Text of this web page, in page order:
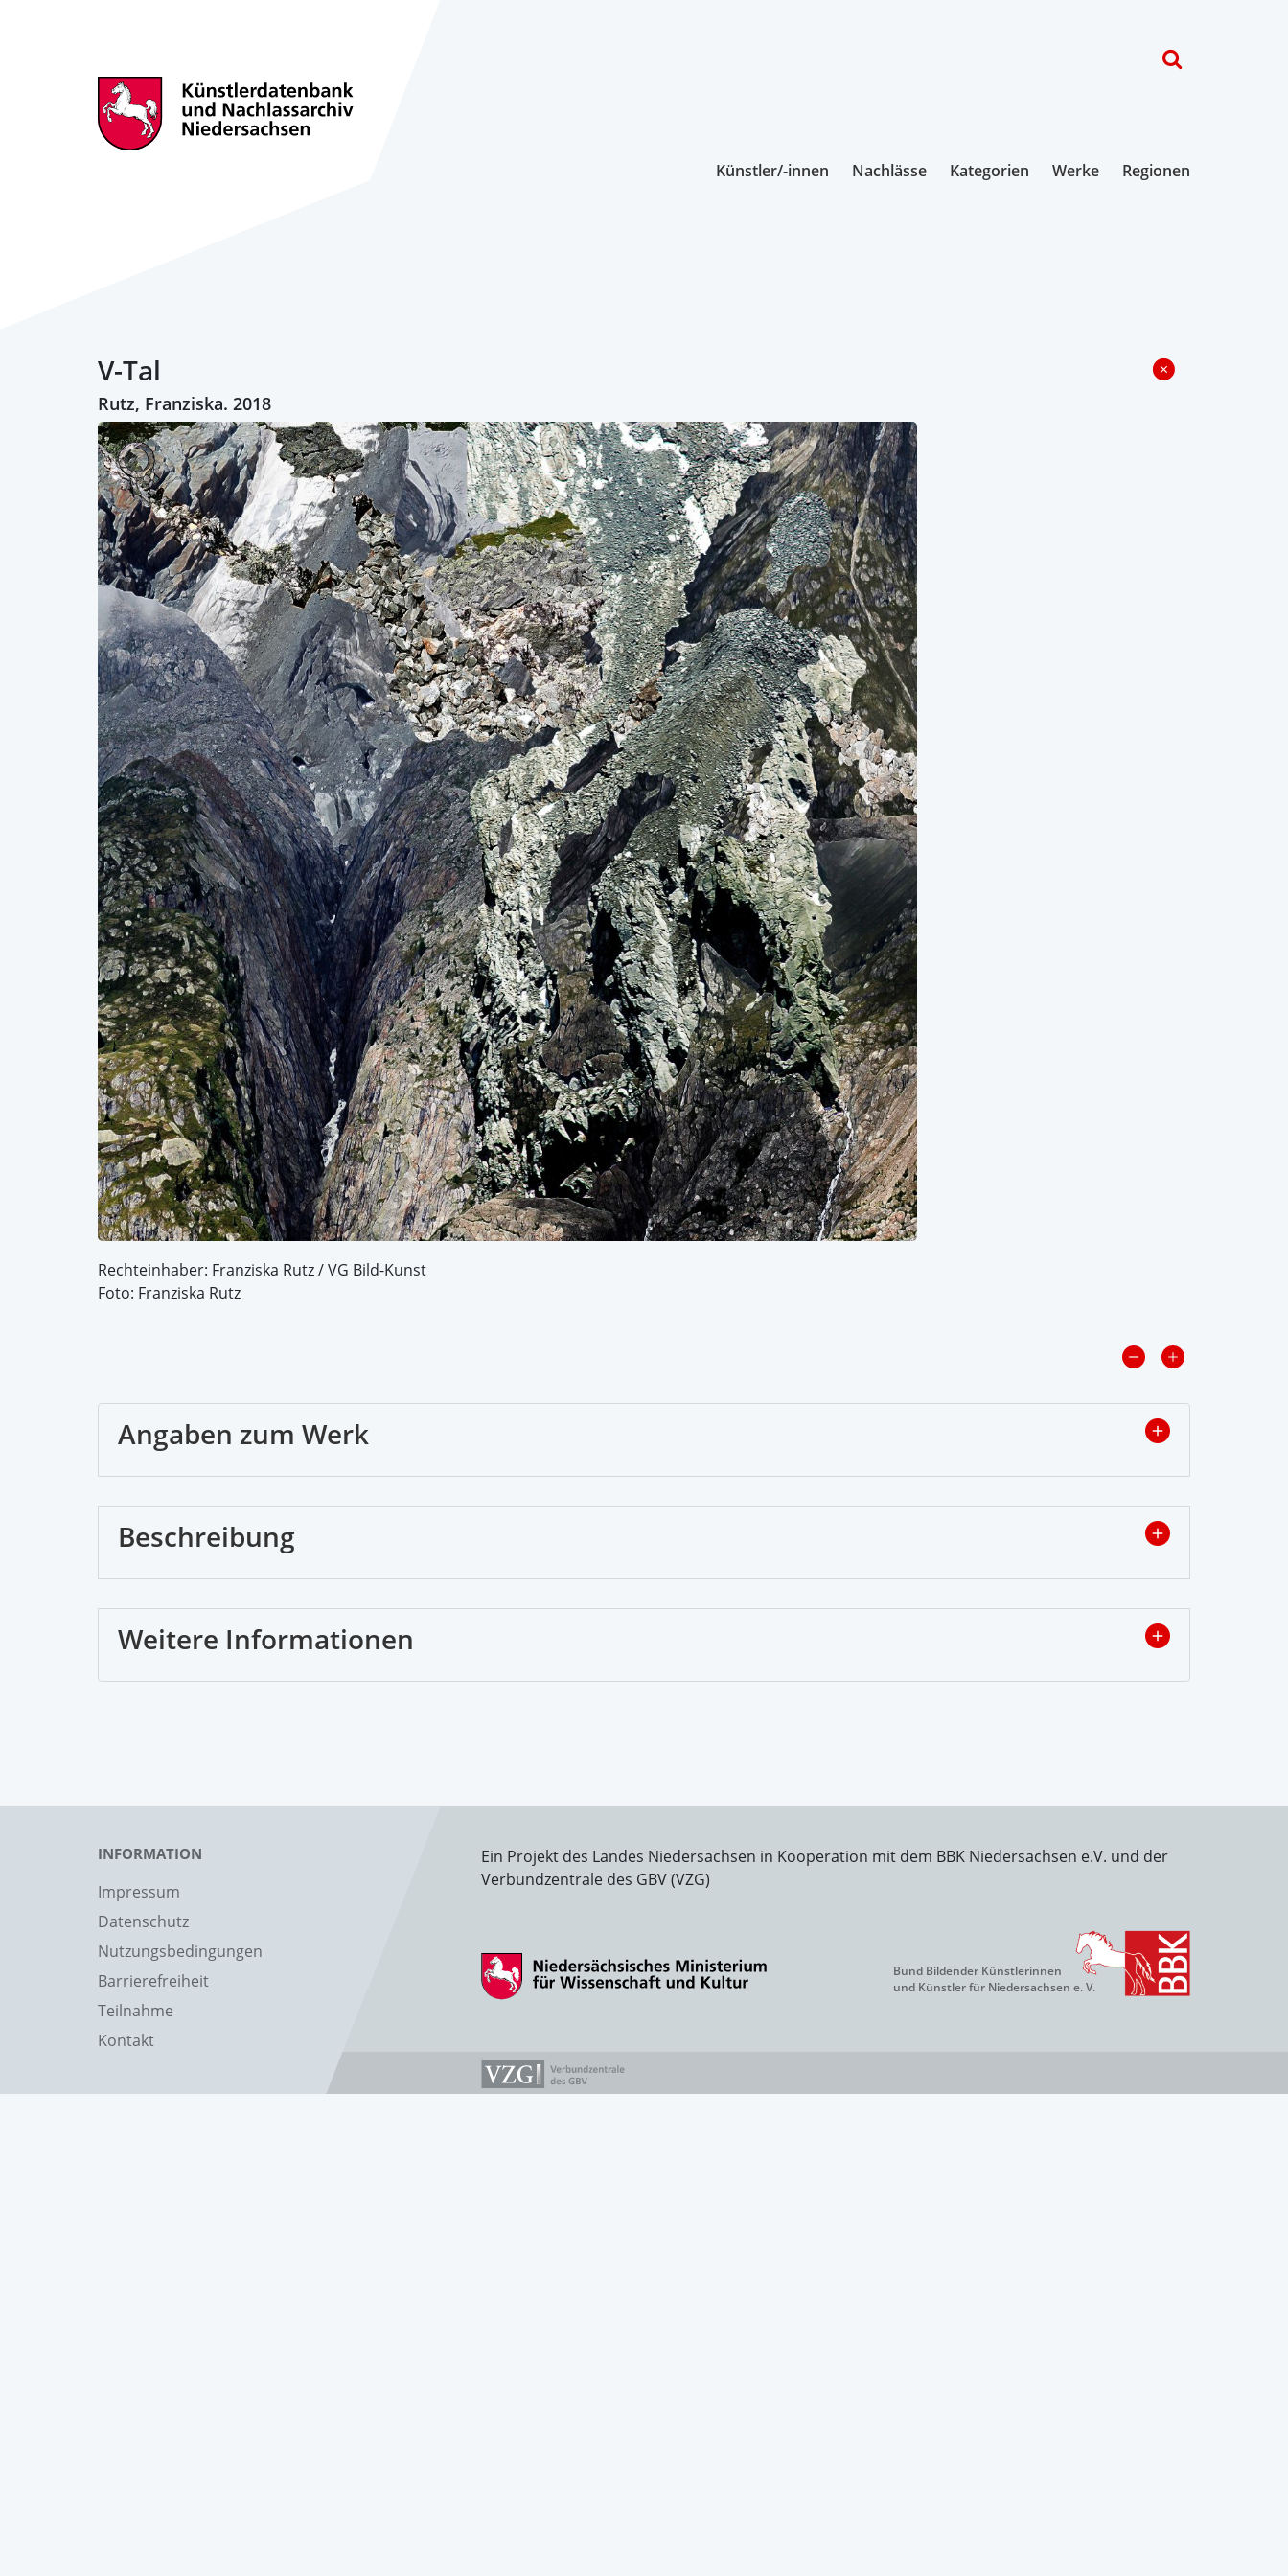
Künstler/-innen Nachlässe Kategorien Werke Regionen
V-Tal
Rutz, Franziska. 2018
Rechteinhaber: Franziska Rutz / VG Bild-Kunst
Foto: Franziska Rutz
Angaben zum Werk
Beschreibung
Weitere Informationen
INFORMATION
Impressum
Datenschutz
Nutzungsbedingungen
Barrierefreiheit
Teilnahme
Kontakt
Ein Projekt des Landes Niedersachsen in Kooperation mit dem BBK Niedersachsen e.V. und der
Verbundzentrale des GBV (VZG)
Bund Bildender Künstlerinnen
und Künstler für Niedersachsen e. V.